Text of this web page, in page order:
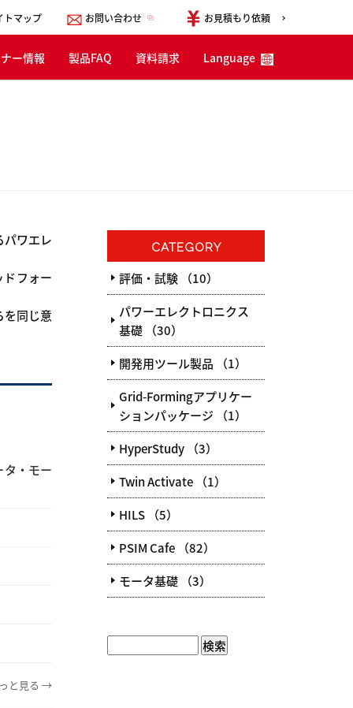
トマップ お問い合わせ お見積もり依頼
ー情報 製品FAQ 資料請求 Language
パワエレ
フォー
同じ意
・モー
と見る →
CATEGORY
評価・試験 （10）
パワーエレクトロニクス
基礎 （30）
開発用ツール製品 （1）
Grid-Formingアプリケー
ションパッケージ （1）
HyperStudy （3）
Twin Activate （1）
HILS （5）
PSIM Cafe （82）
モータ基礎 （3）